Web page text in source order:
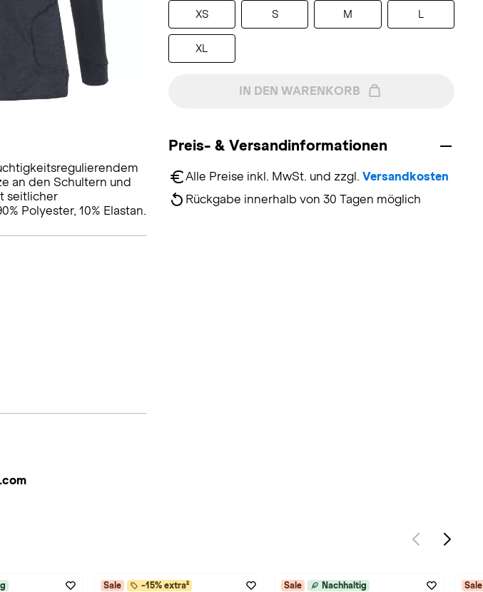
XS S M
XL
IN DEN WARENKORB
Preis- & Versandinformationen
Alle Preise inkl. MwSt. und zzgl. Versandkosten
Rückgabe innerhalb von 30 Tagen möglich
an den Schultern und
seitlicher
Polyester, 10% Elastan.
Sale -15% extra² Sale Nachhaltig Sale